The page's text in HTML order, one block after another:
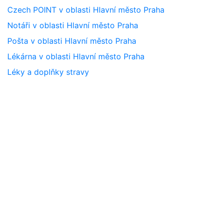
Czech POINT v oblasti Hlavní město Praha
Notáři v oblasti Hlavní město Praha
Pošta v oblasti Hlavní město Praha
Lékárna v oblasti Hlavní město Praha
Léky a doplňky stravy